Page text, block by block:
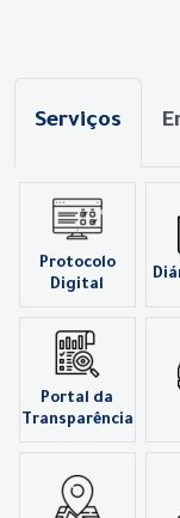
Serviços
Protocolo
Digital
Portal da
Transparência